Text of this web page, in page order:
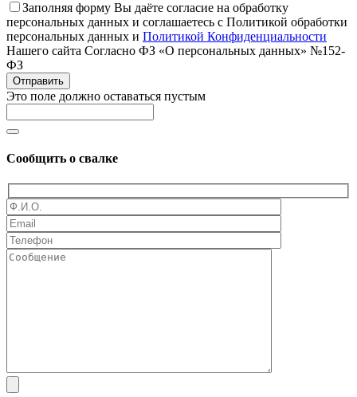
Заполняя форму Вы даёте согласие на обработку
персональных данных и соглашаетесь с Политикой обработки
персональных данных и Политикой Конфиденциальности
Нашего сайта Согласно ФЗ «О персональных данных» №152-
ФЗ
Отправить
Это поле должно оставаться пустым
Сообщить о свалке